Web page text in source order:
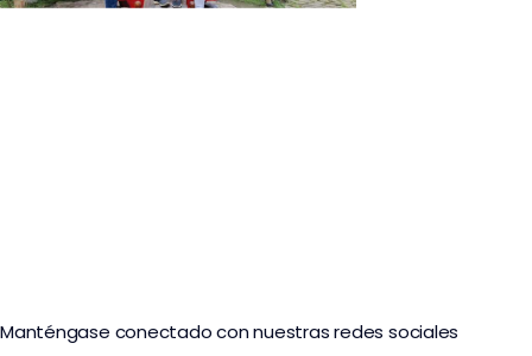
Manténgase conectado con nuestras redes sociales